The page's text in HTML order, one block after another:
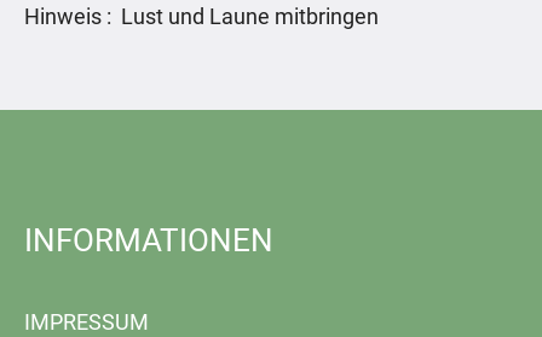
Hinweis : Lust und Laune mitbringen
INFORMATIONEN
IMPRESSUM